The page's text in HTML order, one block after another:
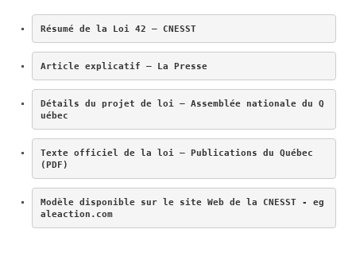
Résumé de la Loi 42 – CNESST
Article explicatif – La Presse
Détails du projet de loi – Assemblée nationale du Q
uébec
Texte officiel de la loi – Publications du Québec
(PDF)
Modèle disponible sur le site Web de la CNESST - eg
aleaction.com